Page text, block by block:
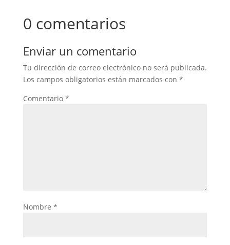
0 comentarios
Enviar un comentario
Tu dirección de correo electrónico no será publicada.
Los campos obligatorios están marcados con *
Comentario *
Nombre *